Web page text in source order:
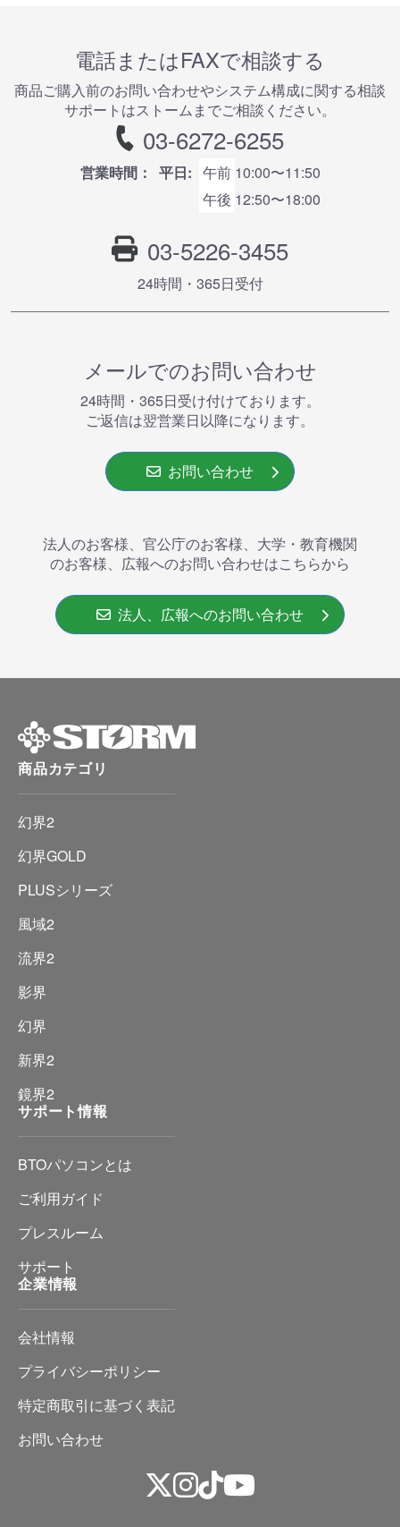
電話またはFAXで相談する
商品ご購⼊前のお問い合わせやシステム構成に関する相談
サポートはストームまでご相談ください。
03-6272-6255
営業時間： 平日: 午前 10:00〜11:50
午後 12:50〜18:00
03-5226-3455
24時間・365⽇受付
メールでのお問い合わせ
24時間・365⽇受け付けております。
ご返信は翌営業⽇以降になります。
お問い合わせ
法人のお客様、官公庁のお客様、大学・教育機関
のお客様、広報へのお問い合わせはこちらから
法人、広報へのお問い合わせ
商品カテゴリ
幻界2
幻界GOLD
PLUSシリーズ
風域2
流界2
影界
幻界
新界2
鏡界2
サポート情報
BTOパソコンとは
ご利用ガイド
プレスルーム
サポート
企業情報
会社情報
プライバシーポリシー
特定商取引に基づく表記
お問い合わせ